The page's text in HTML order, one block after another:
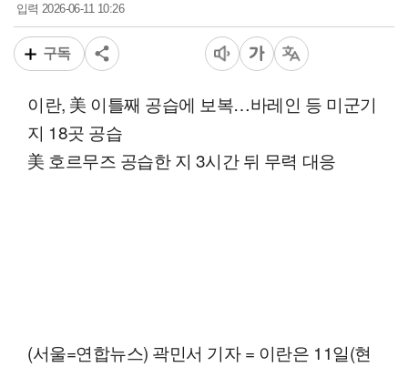
입력2026-06-11 10:26
구독
이란, 美 이틀째 공습에 보복…바레인 등 미군기
지 18곳 공습
美 호르무즈 공습한 지 3시간 뒤 무력 대응
(서울=연합뉴스) 곽민서 기자 = 이란은 11일(현